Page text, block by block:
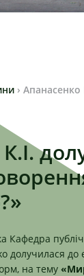
› Апанасенко
Кафедра
долучилася до
на тему